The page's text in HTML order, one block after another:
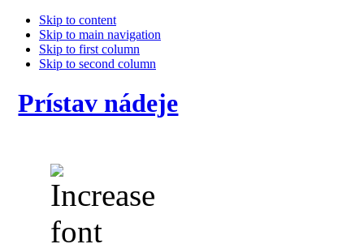
Skip to content
Skip to main navigation
Skip to first column
Skip to second column
Prístav nádeje